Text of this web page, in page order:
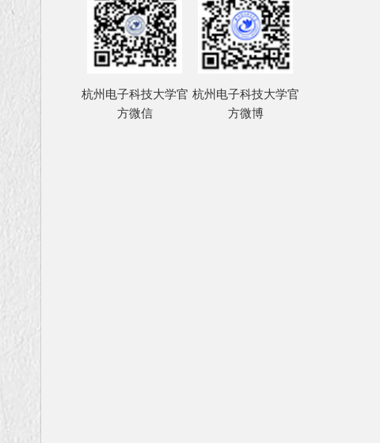
杭州电子科技大学官
方微信
杭州电子科技大学官
方微博